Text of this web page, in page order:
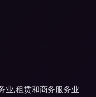
业,租赁和商务服务业